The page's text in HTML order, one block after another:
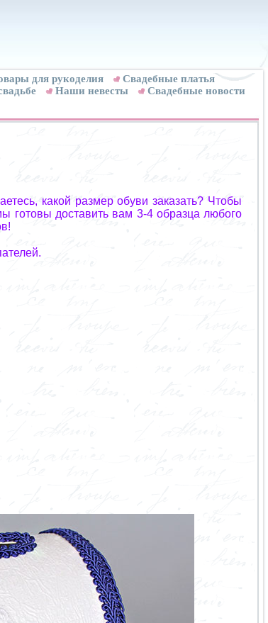
для рукоделия
Cвадебные платья
Наши невесты
Свадебные новости
какой размер обуви заказать? Чтобы
готовы доставить вам 3-4 образца любого